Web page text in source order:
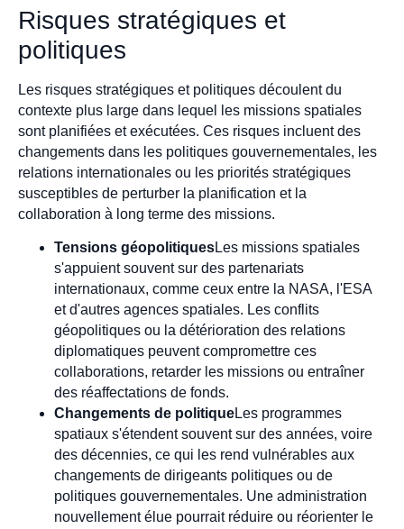
Risques stratégiques et
politiques
Les risques stratégiques et politiques découlent du
contexte plus large dans lequel les missions spatiales
sont planifiées et exécutées. Ces risques incluent des
changements dans les politiques gouvernementales, les
relations internationales ou les priorités stratégiques
susceptibles de perturber la planification et la
collaboration à long terme des missions.
Tensions géopolitiquesLes missions spatiales
s'appuient souvent sur des partenariats
internationaux, comme ceux entre la NASA, l'ESA
et d'autres agences spatiales. Les conflits
géopolitiques ou la détérioration des relations
diplomatiques peuvent compromettre ces
collaborations, retarder les missions ou entraîner
des réaffectations de fonds.
Changements de politiqueLes programmes
spatiaux s'étendent souvent sur des années, voire
des décennies, ce qui les rend vulnérables aux
changements de dirigeants politiques ou de
politiques gouvernementales. Une administration
nouvellement élue pourrait réduire ou réorienter le